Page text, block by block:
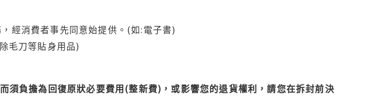
經消費者事先同意始提供。(如:電子書)
毛刀等貼身用品)
須負擔為回復原狀必要費用(整新費)，或影響您的退貨權利，請您在拆封前決